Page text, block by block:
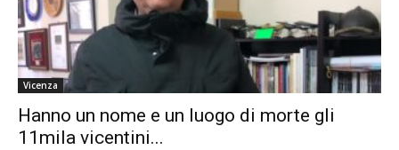
Vicenza
Hanno un nome e un luogo di morte gli
11mila vicentini...